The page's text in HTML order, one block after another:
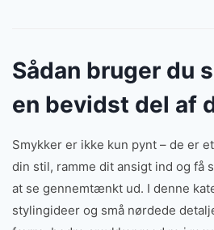
Sådan bruger du
en bevidst del af
Smykker er ikke kun pynt – de er
din stil, ramme dit ansigt ind og få
at se gennemtænkt ud. I denne
stylingideer og små nørdede